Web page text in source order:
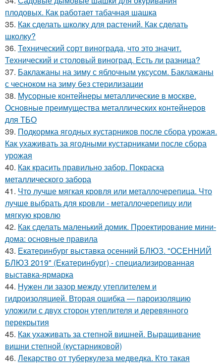
плодовых. Как работает табачная шашка
35. Как сделать школку для растений. Как сделать
школку?
36. Технический сорт винограда, что это значит.
Технический и столовый виноград. Есть ли разница?
37. Баклажаны на зиму с яблочным уксусом. Баклажаны
с чесноком на зиму без стерилизации
38. Мусорные контейнеры металлические в москве.
Основные преимущества металлических контейнеров
для ТБО
39. Подкормка ягодных кустарников после сбора урожая.
Как ухаживать за ягодными кустарниками после сбора
урожая
40. Как красить правильно забор. Покраска
металлического забора
41. Что лучше мягкая кровля или металлочерепица. Что
лучше выбрать для кровли - металлочерепицу или
мягкую кровлю
42. Как сделать маленький домик. Проектирование мини-
дома: основные правила
43. Екатеринбург выставка осенний БЛЮЗ. "ОСЕННИЙ
БЛЮЗ 2019" (Екатеринбург) - специализированная
выставка-ярмарка
44. Нужен ли зазор между утеплителем и
гидроизоляцией. Вторая ошибка — пароизоляцию
уложили с двух сторон утеплителя и деревянного
перекрытия
45. Как ухаживать за степной вишней. Выращивание
вишни степной (кустарниковой)
46. Лекарство от туберкулеза медведка. Кто такая